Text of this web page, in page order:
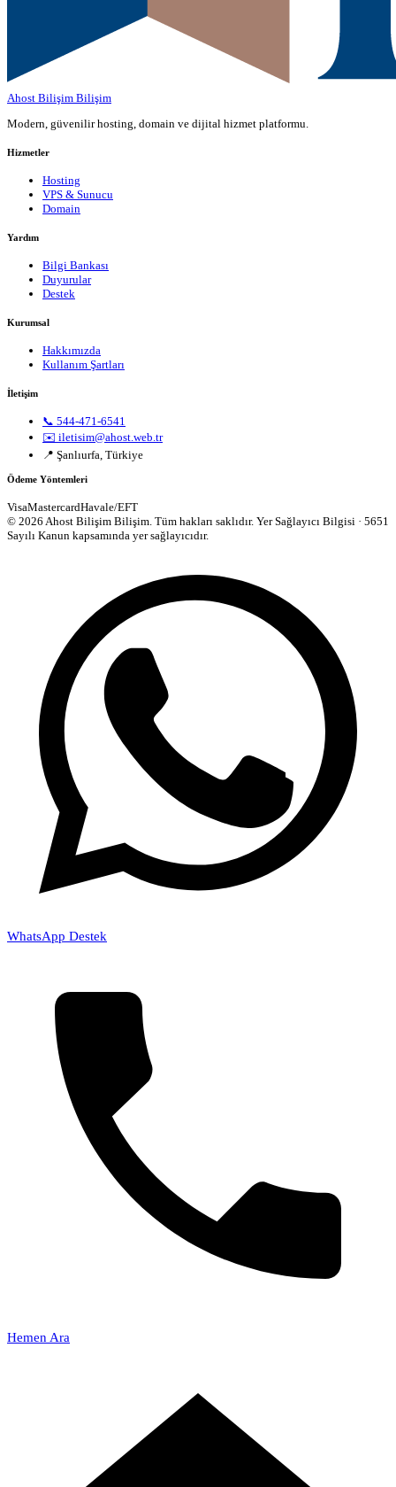
Ahost Bilişim Bilişim
Modern, güvenilir hosting, domain ve dijital hizmet platformu.
Hizmetler
Hosting
VPS & Sunucu
Domain
Yardım
Bilgi Bankası
Duyurular
Destek
Kurumsal
Hakkımızda
Kullanım Şartları
İletişim
📞 544-471-6541
✉️ iletisim@ahost.web.tr
📍 Şanlıurfa, Türkiye
Ödeme Yöntemleri
VisaMastercardHavale/EFT
© 2026 Ahost Bilişim Bilişim. Tüm hakları saklıdır. Yer Sağlayıcı Bilgisi · 5651
Sayılı Kanun kapsamında yer sağlayıcıdır.
WhatsApp Destek
Hemen Ara